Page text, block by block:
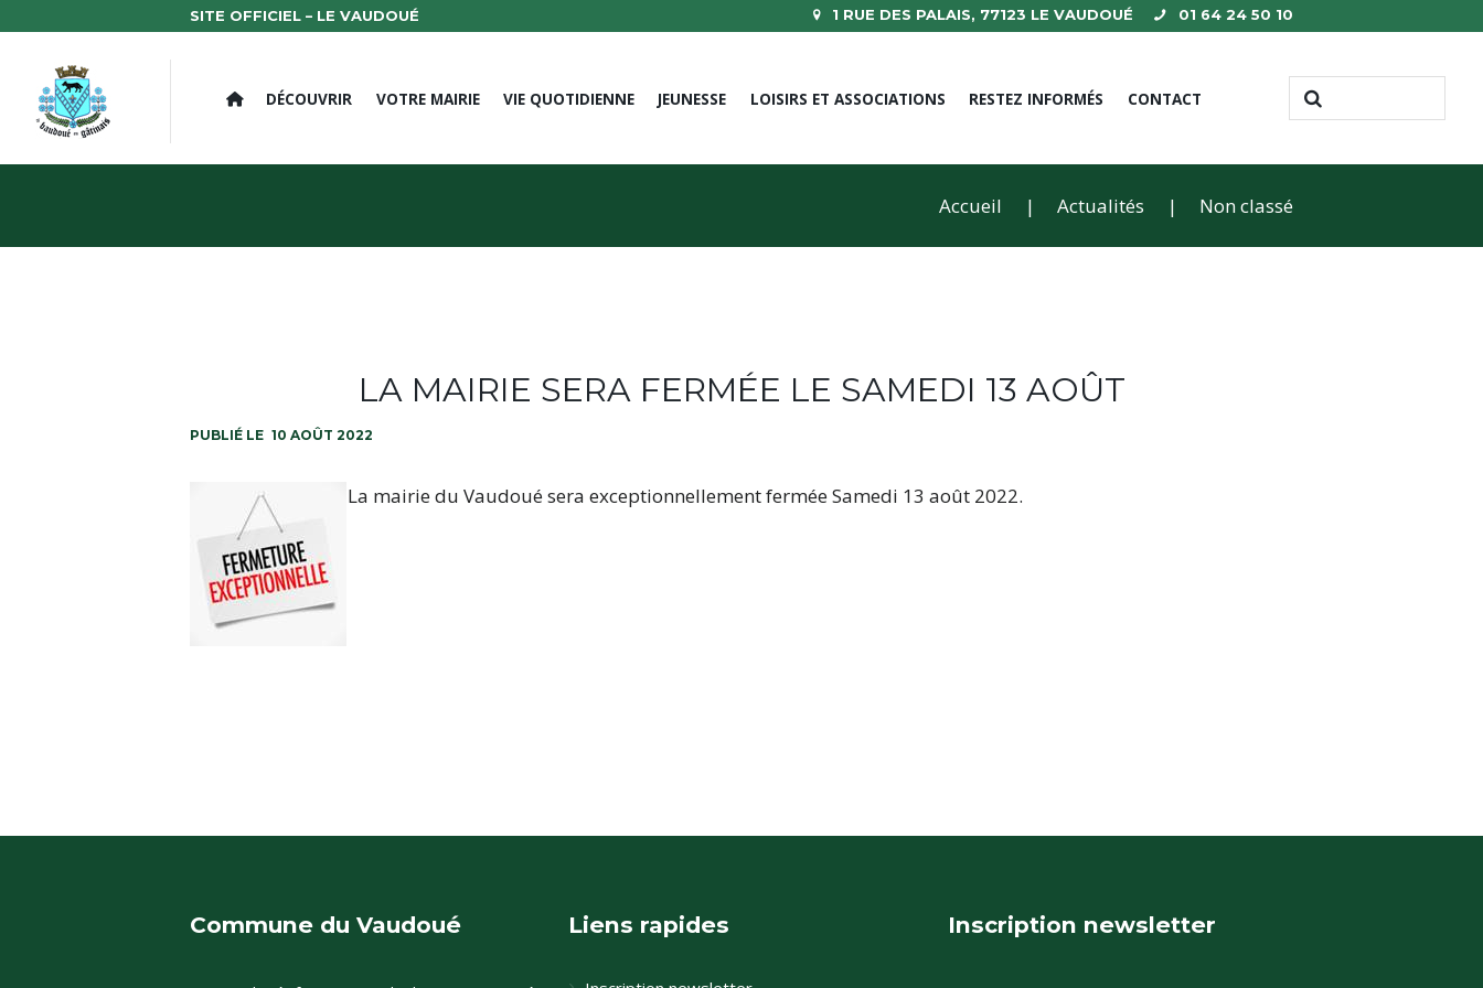
SITE OFFICIEL – LE VAUDOUÉ 1 RUE DES PALAIS, 77123 LE VAUDOUÉ 01 64 24 50 10
DÉCOUVRIR VOTRE MAIRIE VIE QUOTIDIENNE JEUNESSE LOISIRS ET ASSOCIATIONS RESTEZ INFORMÉS CONTACT
Accueil Actualités Non classé
LA MAIRIE SERA FERMÉE LE SAMEDI 13 AOÛT
10 AOÛT 2022
La mairie du Vaudoué sera exceptionnellement fermée Samedi 13 août 2022.
Commune du Vaudoué Liens rapides Inscription newsletter